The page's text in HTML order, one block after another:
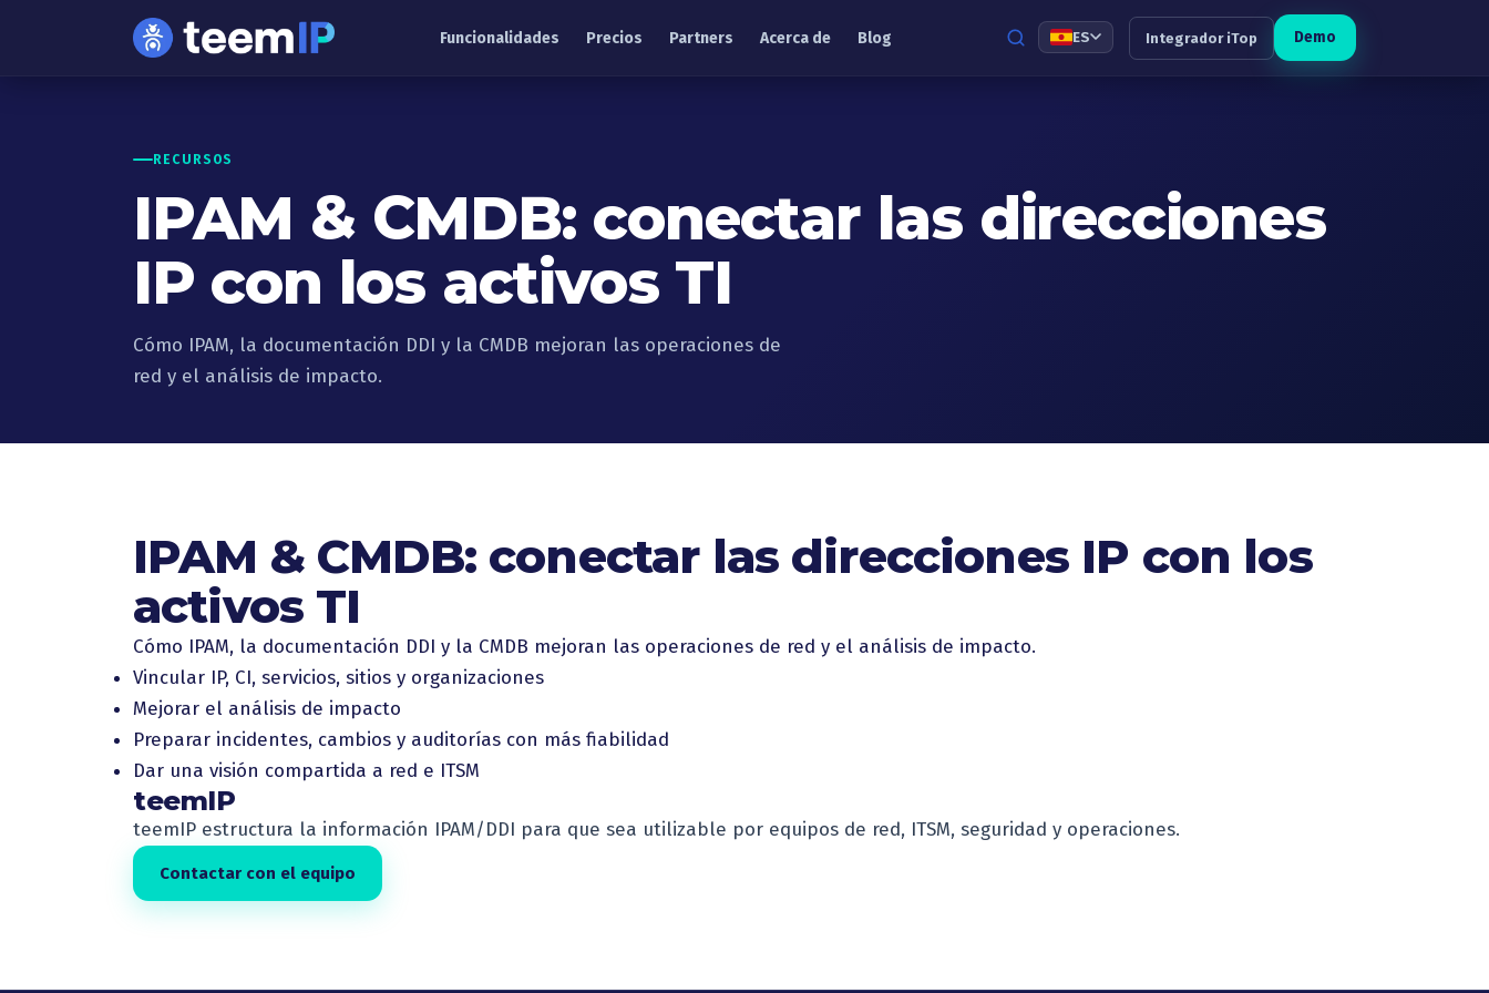
Funcionalidades
Precios Partners Acerca de Blog ES Integrador iTop Demo
RECURSOS
IPAM & CMDB: conectar las direcciones
IP con los activos TI
Cómo IPAM, la documentación DDI y la CMDB mejoran las operaciones de
red y el análisis de impacto.
IPAM & CMDB: conectar las direcciones IP con los
activos TI
Cómo IPAM, la documentación DDI y la CMDB mejoran las operaciones de red y el análisis de impacto.
Vincular IP, CI, servicios, sitios y organizaciones
Mejorar el análisis de impacto
Preparar incidentes, cambios y auditorías con más fiabilidad
Dar una visión compartida a red e ITSM
teemIP
teemIP estructura la información IPAM/DDI para que sea utilizable por equipos de red, ITSM, seguridad y operaciones.
Contactar con el equipo